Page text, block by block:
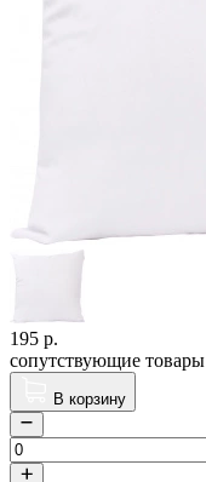
195 р.
сопутствующие товары
В корзину